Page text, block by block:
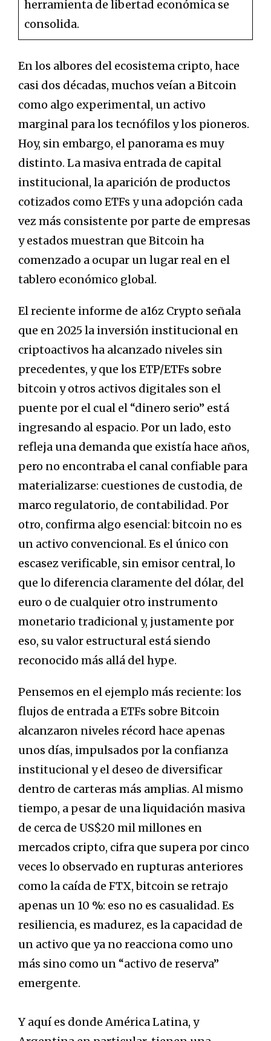
herramienta de libertad económica se
consolida.
En los albores del ecosistema cripto, hace
casi dos décadas, muchos veían a Bitcoin
como algo experimental, un activo
marginal para los tecnófilos y los pioneros.
Hoy, sin embargo, el panorama es muy
distinto. La masiva entrada de capital
institucional, la aparición de productos
cotizados como ETFs y una adopción cada
vez más consistente por parte de empresas
y estados muestran que Bitcoin ha
comenzado a ocupar un lugar real en el
tablero económico global.
El reciente informe de a16z Crypto señala
que en 2025 la inversión institucional en
criptoactivos ha alcanzado niveles sin
precedentes, y que los ETP/ETFs sobre
bitcoin y otros activos digitales son el
puente por el cual el “dinero serio” está
ingresando al espacio. Por un lado, esto
refleja una demanda que existía hace años,
pero no encontraba el canal confiable para
materializarse: cuestiones de custodia, de
marco regulatorio, de contabilidad. Por
otro, confirma algo esencial: bitcoin no es
un activo convencional. Es el único con
escasez verificable, sin emisor central, lo
que lo diferencia claramente del dólar, del
euro o de cualquier otro instrumento
monetario tradicional y, justamente por
eso, su valor estructural está siendo
reconocido más allá del hype.
Pensemos en el ejemplo más reciente: los
flujos de entrada a ETFs sobre Bitcoin
alcanzaron niveles récord hace apenas
unos días, impulsados por la confianza
institucional y el deseo de diversificar
dentro de carteras más amplias. Al mismo
tiempo, a pesar de una liquidación masiva
de cerca de US$20 mil millones en
mercados cripto, cifra que supera por cinco
veces lo observado en rupturas anteriores
como la caída de FTX, bitcoin se retrajo
apenas un 10 %: eso no es casualidad. Es
resiliencia, es madurez, es la capacidad de
un activo que ya no reacciona como uno
más sino como un “activo de reserva”
emergente.
Y aquí es donde América Latina, y